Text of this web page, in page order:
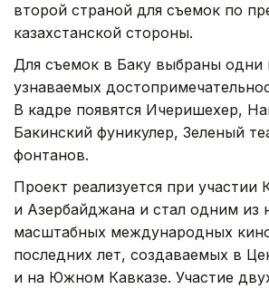
второй страной для съемок по
казахстанской стороны.
Для съемок в Баку выбраны одни
узнаваемых
В кадре появятся Ичеришехер,
Бакинский фуникулер, Зеленый
фонтанов.
Проект реализуется при участии
и Азербайджана и стал одним из
масштабных международных
последних лет, создаваемых в
и на Южном Кавказе. Участие